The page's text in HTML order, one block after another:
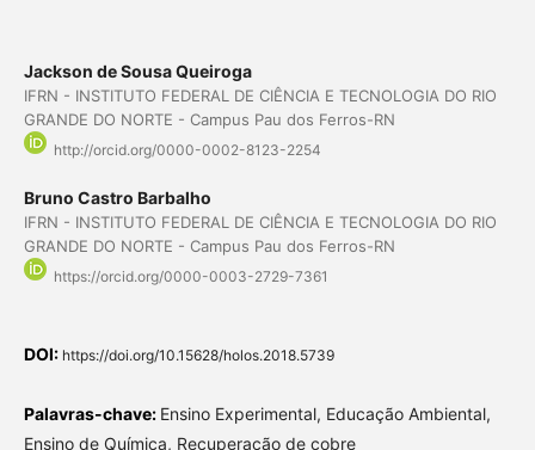
Jackson de Sousa Queiroga
IFRN - INSTITUTO FEDERAL DE CIÊNCIA E TECNOLOGIA DO RIO
GRANDE DO NORTE - Campus Pau dos Ferros-RN
http://orcid.org/0000-0002-8123-2254
Bruno Castro Barbalho
IFRN - INSTITUTO FEDERAL DE CIÊNCIA E TECNOLOGIA DO RIO
GRANDE DO NORTE - Campus Pau dos Ferros-RN
https://orcid.org/0000-0003-2729-7361
DOI: https://doi.org/10.15628/holos.2018.5739
Palavras-chave: Ensino Experimental, Educação Ambiental,
Ensino de Química, Recuperação de cobre